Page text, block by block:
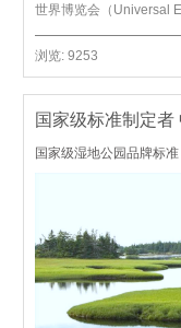
世界博览会（Universal
浏览:9253
国家级标准制定者
国家级湿地公园品牌标准